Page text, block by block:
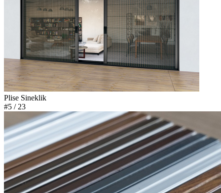
Plise Sineklik
#5 / 23